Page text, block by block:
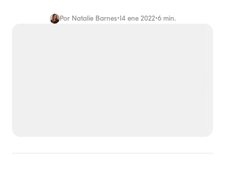
Por Natalie Barnes•14 ene 2022•6 min.